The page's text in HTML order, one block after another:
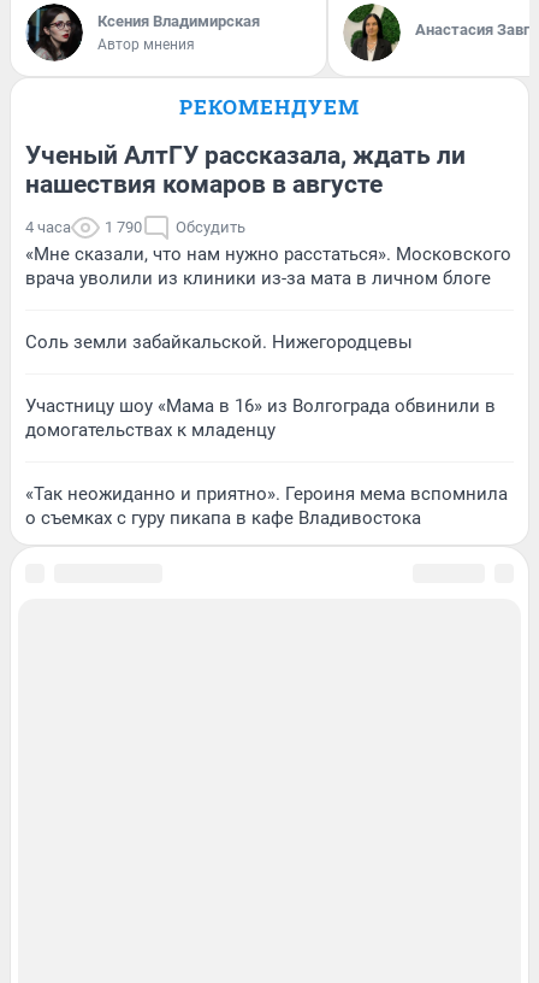
Ксения Владимирская
Автор мнения
Анастасия
РЕКОМЕНДУЕМ
Ученый АлтГУ рассказала, ждать ли
нашествия комаров в августе
4 часа 1 790 Обсудить
«Мне сказали, что нам нужно расстаться». Московского
врача уволили из клиники из-за мата в личном блоге
Соль земли забайкальской. Нижегородцевы
Участницу шоу «Мама в 16» из Волгограда обвинили в
домогательствах к младенцу
«Так неожиданно и приятно». Героиня мема вспомнила
о съемках с гуру пикапа в кафе Владивостока